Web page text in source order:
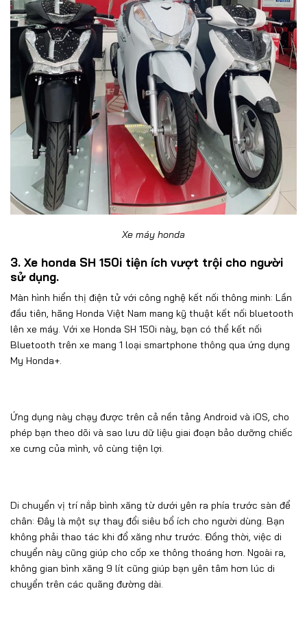
Xe máy honda
3. Xe honda SH 150i tiện ích vượt trội cho người
sử dụng.
Màn hình hiển thị điện tử với công nghệ kết nối thông minh: Lần
đầu tiên, hãng Honda Việt Nam mang kỹ thuật kết nối bluetooth
lên xe máy. Với xe Honda SH 150i này, bạn có thể kết nối
Bluetooth trên xe mang 1 loại smartphone thông qua ứng dụng
My Honda+.
Ứng dụng này chạy được trên cả nền tảng Android và iOS, cho
phép bạn theo dõi và sao lưu dữ liệu giai đoạn bảo dưỡng chiếc
xe cưng của mình, vô cùng tiện lợi.
Di chuyển vị trí nắp bình xăng từ dưới yên ra phía trước sàn để
chân: Đây là một sự thay đổi siêu bổ ích cho người dùng. Bạn
không phải thao tác khi đổ xăng như trước. Đồng thời, việc di
chuyển này cũng giúp cho cốp xe thông thoáng hơn. Ngoài ra,
không gian bình xăng 9 lít cũng giúp bạn yên tâm hơn lúc di
chuyển trên các quãng đường dài.